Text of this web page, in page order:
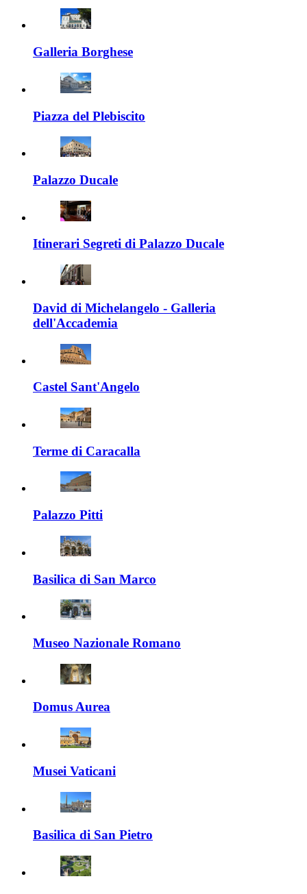
Galleria Borghese
Piazza del Plebiscito
Palazzo Ducale
Itinerari Segreti di Palazzo Ducale
David di Michelangelo - Galleria
dell'Accademia
Castel Sant'Angelo
Terme di Caracalla
Palazzo Pitti
Basilica di San Marco
Museo Nazionale Romano
Domus Aurea
Musei Vaticani
Basilica di San Pietro